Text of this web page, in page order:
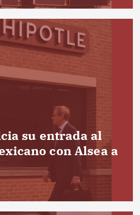
su entrada al
con Alsea a